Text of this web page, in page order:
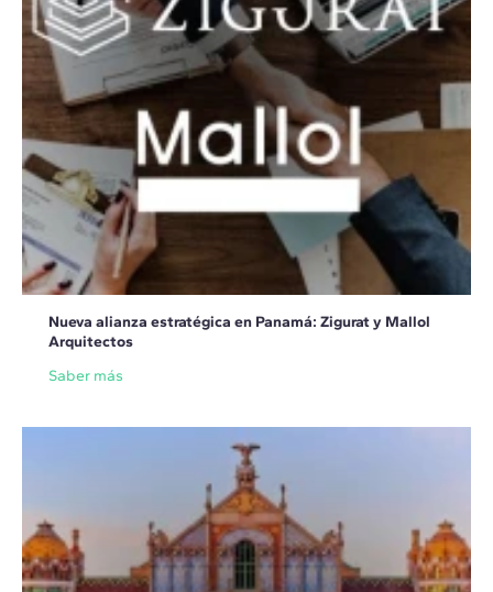
Nueva alianza estratégica en Panamá: Zigurat y Mallol
Arquitectos
Saber más